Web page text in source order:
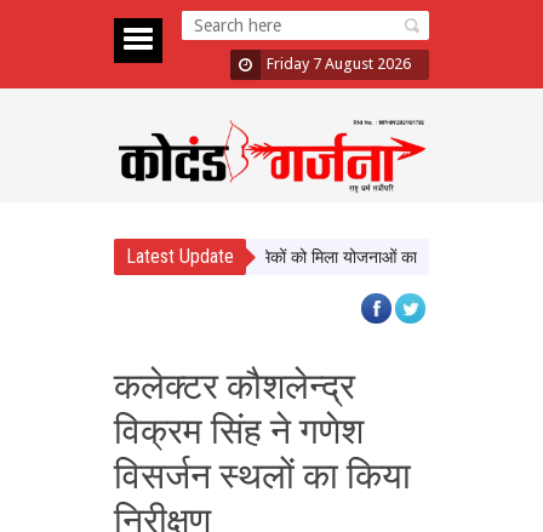
Friday 7 August 2026
Latest Update
को नई दिशा, ढाई साल में लाखों श्रमिकों को मिला योजनाओं का लाभ
कलेक्टर कौशलेन्द्र
विक्रम सिंह ने गणेश
विसर्जन स्थलों का किया
निरीक्षण